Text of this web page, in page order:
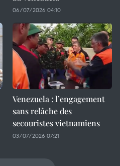
06/07/2026 04:10
Venezuela : l’engagement
sans relâche des
secouristes vietnamiens
03/07/2026 07:21